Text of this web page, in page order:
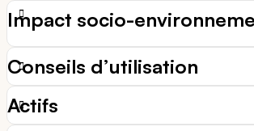
Impact socio-
Conseils d’utilisation
Actifs